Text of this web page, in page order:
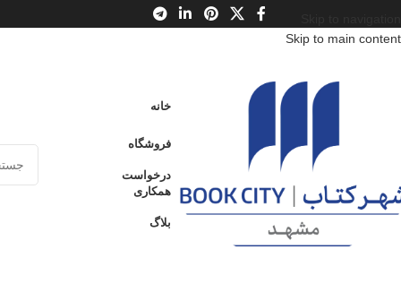
Skip to main content
خانه
فروشگاه
درخواست
همکاری
بلاگ